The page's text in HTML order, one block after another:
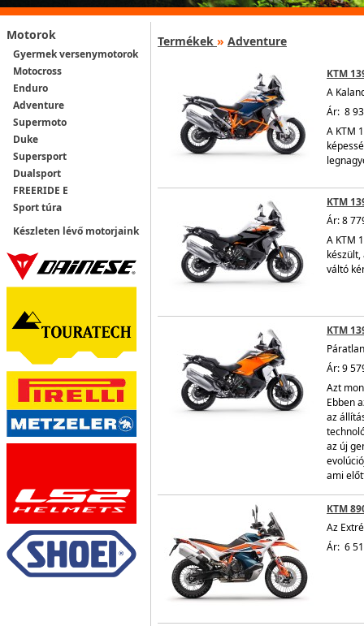
Motorok
Gyermek versenymotorok
Motocross
Enduro
Adventure
Supermoto
Duke
Supersport
Dualsport
FREERIDE E
Sport túra
Készleten lévő motorjaink
Termékek » Adventure
KTM
A
Ár: 8
A KTM
KTM
Ár: 8
A KTM
váltó
KTM
Ár: 9
Azt
Ebben
az
az új
ami
KTM
Az
Ár: 6